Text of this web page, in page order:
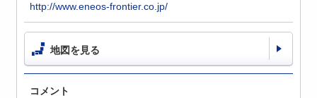
http://www.eneos-frontier.co.jp/
地図を見る
コメント